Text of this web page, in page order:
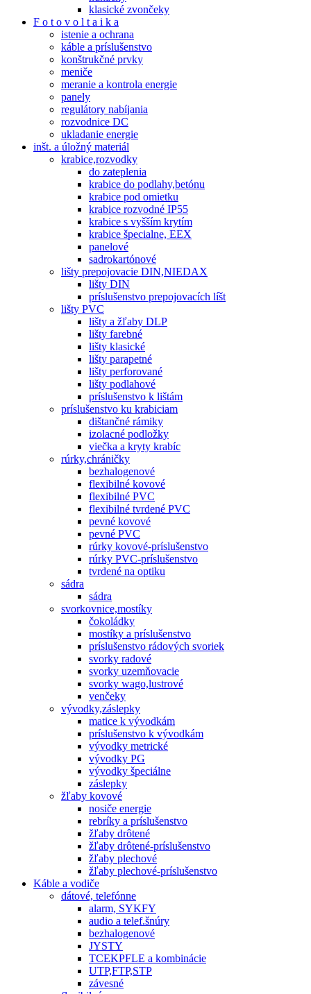
klasické zvončeky
F o t o v o l t a i k a
istenie a ochrana
káble a príslušenstvo
konštrukčné prvky
meniče
meranie a kontrola energie
panely
regulátory nabíjania
rozvodnice DC
ukladanie energie
inšt. a úložný materiál
krabice,rozvodky
do zateplenia
krabice do podlahy,betónu
krabice pod omietku
krabice rozvodné IP55
krabice s vyšším krytím
krabice špecialne, EEX
panelové
sadrokartónové
lišty prepojovacie DIN,NIEDAX
lišty DIN
príslušenstvo prepojovacích líšt
lišty PVC
lišty a žľaby DLP
lišty farebné
lišty klasické
lišty parapetné
lišty perforované
lišty podlahové
príslušenstvo k lištám
príslušenstvo ku krabiciam
dištančné rámiky
izolacné podložky
viečka a kryty krabíc
rúrky,chráničky
bezhalogenové
flexibilné kovové
flexibilné PVC
flexibilné tvrdené PVC
pevné kovové
pevné PVC
rúrky kovové-príslušenstvo
rúrky PVC-príslušenstvo
tvrdené na optiku
sádra
sádra
svorkovnice,mostíky
čokoládky
mostíky a príslušenstvo
príslušenstvo rádových svoriek
svorky radové
svorky uzemňovacie
svorky wago,lustrové
venčeky
vývodky,záslepky
matice k vývodkám
príslušenstvo k vývodkám
vývodky metrické
vývodky PG
vývodky špeciálne
záslepky
žľaby kovové
nosiče energie
rebríky a príslušenstvo
žľaby drôtené
žľaby drôtené-príslušenstvo
žľaby plechové
žľaby plechové-príslušenstvo
Káble a vodiče
dátové, telefónne
alarm, SYKFY
audio a telef.šnúry
bezhalogenové
JYSTY
TCEKPFLE a kombinácie
UTP,FTP,STP
závesné